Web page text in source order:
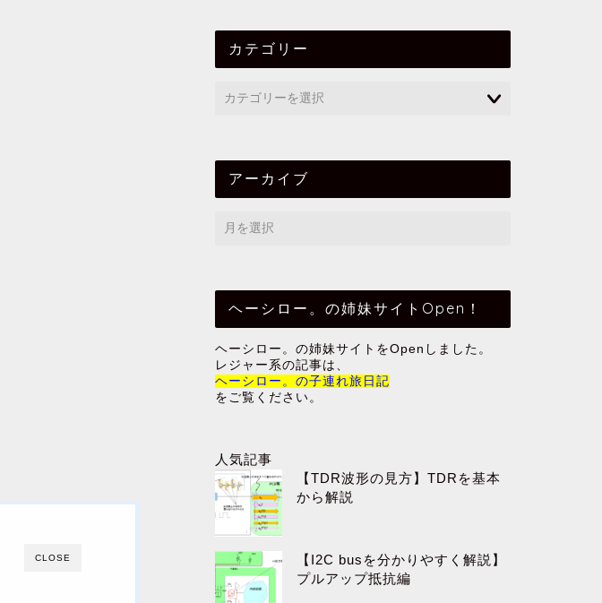
CLOSE
カテゴリー
アーカイブ
ヘーシロー。の姉妹サイトOpen！
ヘーシロー。の姉妹サイトをOpenしました。
レジャー系の記事は、
ヘーシロー。の子連れ旅日記
をご覧ください。
人気記事
【TDR波形の見方】TDRを基本
から解説
【I2C busを分かりやすく解説】
プルアップ抵抗編